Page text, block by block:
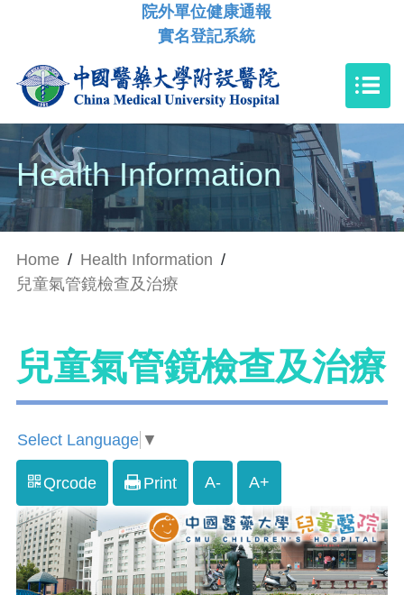
院外單位健康通報
實名登記系統
Health Information
Home / Health Information /
兒童氣管鏡檢查及治療
兒童氣管鏡檢查及治療
Select Language ▼
Qrcode Print A- A+